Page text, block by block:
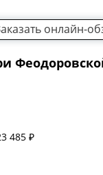
онлайн-
485 ₽